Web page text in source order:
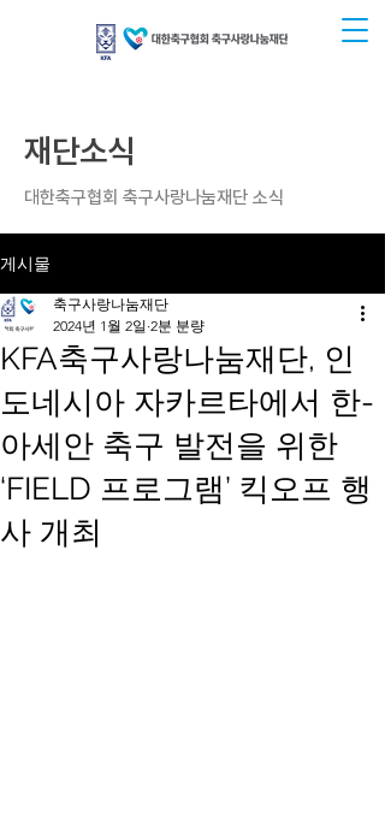
재단소식
대한축구협회 축구사랑나눔재단 소식
게시물
KFA축구사랑나눔재단, 인
도네시아 자카르타에서 한-
아세안 축구 발전을 위한
‘FIELD 프로그램’ 킥오프 행
사 개최
축구사랑나눔재단
2024년 1월 2일 2분 분량